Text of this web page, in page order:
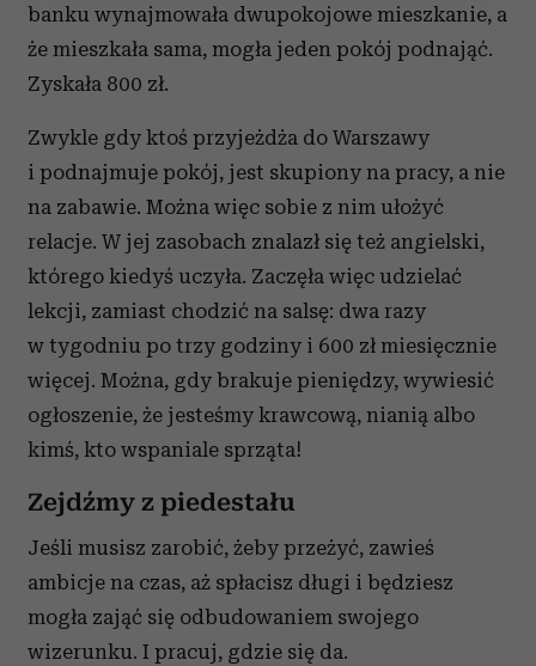
Wykorzystujemy pliki cookie do spersonalizowania treści
i reklam, aby oferować funkcje społecznościowe i
analizować ruch w naszej witrynie. Informacje o tym, jak
społecznościowym, reklamowym i analitycznym.
Partnerzy mogą połączyć te informacje z innymi danymi
otrzymanymi od Ciebie lub uzyskanymi podczas
korzystania z ich usług.
banku wynajmowała dwupokojowe mieszkanie, a
że mieszkała sama, mogła jeden pokój podnająć.
Zyskała 800 zł.
Zwykle gdy ktoś przyjeżdża do Warszawy
i podnajmuje pokój, jest skupiony na pracy, a nie
na zabawie. Można więc sobie z nim ułożyć
relacje. W jej zasobach znalazł się też angielski,
którego kiedyś uczyła. Zaczęła więc udzielać
lekcji, zamiast chodzić na salsę: dwa razy
w tygodniu po trzy godziny i 600 zł miesięcznie
więcej. Można, gdy brakuje pieniędzy, wywiesić
ogłoszenie, że jesteśmy krawcową, nianią albo
kimś, kto wspaniale sprząta!
Zejdźmy z piedestału
Jeśli musisz zarobić, żeby przeżyć, zawieś
ambicje na czas, aż spłacisz długi i będziesz
mogła zająć się odbudowaniem swojego
wizerunku. I pracuj, gdzie się da.